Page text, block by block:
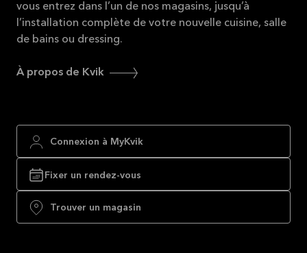
vous entrez dans l’un de nos magasins, jusqu’à
l’installation complète de votre nouvelle cuisine, salle
de bains ou dressing.
À propos de Kvik
Connexion à MyKvik
Fixer un rendez-vous
Trouver un magasin